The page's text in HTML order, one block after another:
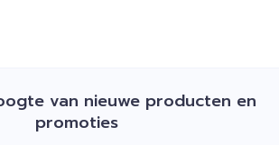
van nieuwe producten en
promoties